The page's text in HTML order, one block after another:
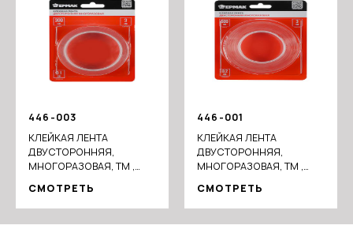
446-003
КЛЕЙКАЯ ЛЕНТА
ДВУСТОРОННЯЯ,
МНОГОРАЗОВАЯ, ТМ ,
СМОТРЕТЬ
446-001
КЛЕЙКАЯ ЛЕНТА
ДВУСТОРОННЯЯ,
МНОГОРАЗОВАЯ, ТМ ,
СМОТРЕТЬ